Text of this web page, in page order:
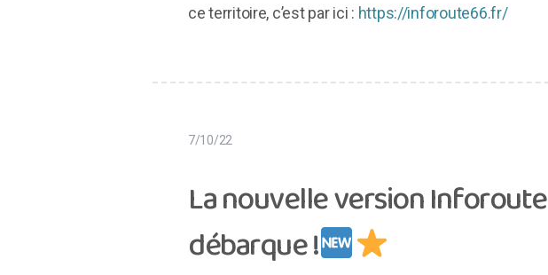
ce territoire, c’est par ici : https://inforoute66.fr/
7/10/22
La nouvelle version Inforoute
débarque !